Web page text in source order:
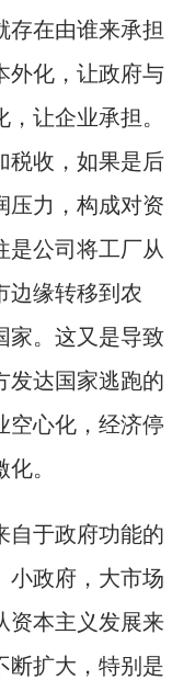
存在由谁来承担
外化，让政府与
让企业承担。
税收，如果是后
压力，构成对资
是公司将工厂从
边缘转移到农
家。这又是导致
发达国家逃跑的
空心化，经济停
。
自于政府功能的
小政府，大市场
资本主义发展来
断扩大，特别是